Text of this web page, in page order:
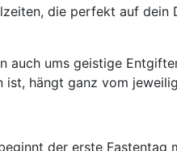
die perfekt auf dein
auch ums geistige
hängt ganz vom
der erste Fastentag